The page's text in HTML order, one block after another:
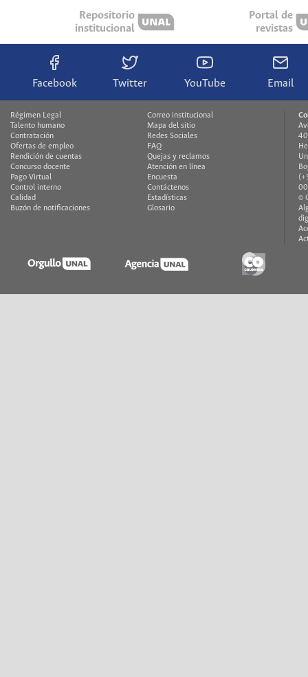
Repositorio
institucional
Portal de
revistas
Facebook Twitter YouTube Email
Régimen Legal
Talento humano
Contratación
Ofertas de empleo
Rendición de cuentas
Concurso docente
Pago Virtual
Control interno
Calidad
Buzón de notificaciones
Correo institucional
Mapa del sitio
Redes Sociales
FAQ
Quejas y reclamos
Atención en línea
Encuesta
Contáctenos
Estadísticas
Glosario
©